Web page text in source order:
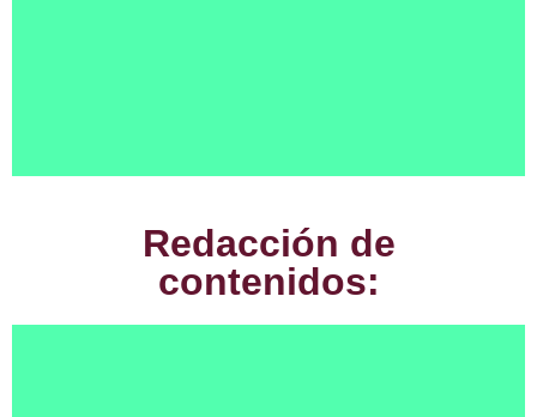
Redacción de
contenidos: